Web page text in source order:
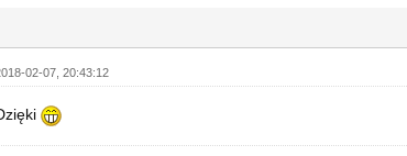
02-07, 20:43:12